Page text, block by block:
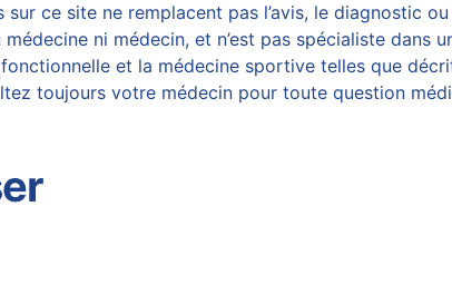
ce site ne remplacent pas l’avis, le diagnostic
ni médecin, et n’est pas spécialiste dans
et la médecine sportive telles que
toujours votre médecin pour toute question